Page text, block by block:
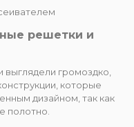
решетки и
громоздко,
которые
дизайном, так как
полотно.